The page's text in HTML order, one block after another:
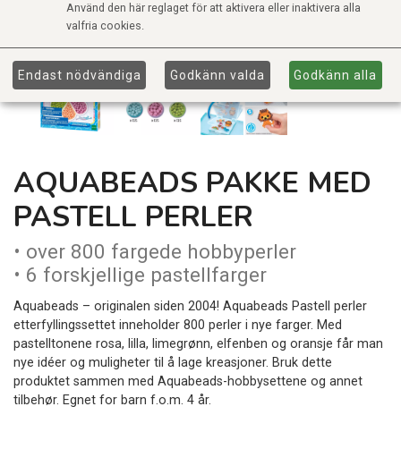
AQUABEADS PAKKE MED
PASTELL PERLER
• over 800 fargede hobbyperler
• 6 forskjellige pastellfarger
Aquabeads – originalen siden 2004! Aquabeads Pastell perler
etterfyllingssettet inneholder 800 perler i nye farger. Med
pastelltonene rosa, lilla, limegrønn, elfenben og oransje får man
nye idéer og muligheter til å lage kreasjoner. Bruk dette
produktet sammen med Aquabeads-hobbysettene og annet
tilbehør. Egnet for barn f.o.m. 4 år.
Använd den här reglaget för att aktivera eller inaktivera alla
valfria cookies.
Endast nödvändiga Godkänn valda Godkänn alla